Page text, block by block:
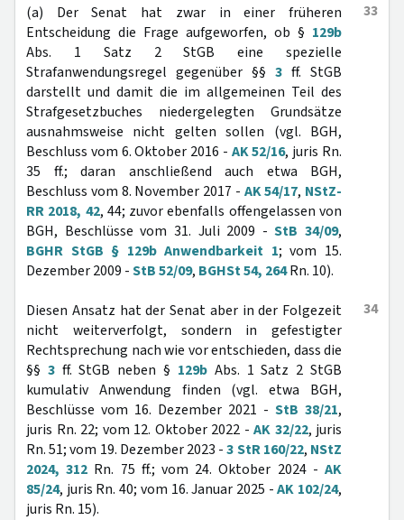
33
(a) Der Senat hat zwar in einer früheren
Entscheidung die Frage aufgeworfen, ob § 129b
Abs. 1 Satz 2 StGB eine spezielle
Strafanwendungsregel gegenüber §§ 3 ff. StGB
darstellt und damit die im allgemeinen Teil des
Strafgesetzbuches niedergelegten Grundsätze
ausnahmsweise nicht gelten sollen (vgl. BGH,
Beschluss vom 6. Oktober 2016 - AK 52/16, juris Rn.
35 ff.; daran anschließend auch etwa BGH,
Beschluss vom 8. November 2017 - AK 54/17, NStZ-
RR 2018, 42, 44; zuvor ebenfalls offengelassen von
BGH, Beschlüsse vom 31. Juli 2009 -StB 34/09,
BGHR StGB § 129b Anwendbarkeit 1; vom 15.
Dezember 2009 -StB 52/09, BGHSt 54, 264Rn. 10).
34
Diesen Ansatz hat der Senat aber in der Folgezeit
nicht weiterverfolgt, sondern in gefestigter
Rechtsprechung nach wie vor entschieden, dass die
§§ 3ff. StGB neben § 129bAbs. 1 Satz 2 StGB
kumulativ Anwendung finden (vgl. etwa BGH,
Beschlüsse vom 16. Dezember 2021 - StB 38/21,
juris Rn. 22; vom 12. Oktober 2022 - AK 32/22, juris
Rn. 51; vom 19. Dezember 2023 -3 StR 160/22, NStZ
2024, 312 Rn. 75 ff.; vom 24. Oktober 2024 -AK
85/24, juris Rn. 40; vom 16. Januar 2025 -AK 102/24,
juris Rn. 15).